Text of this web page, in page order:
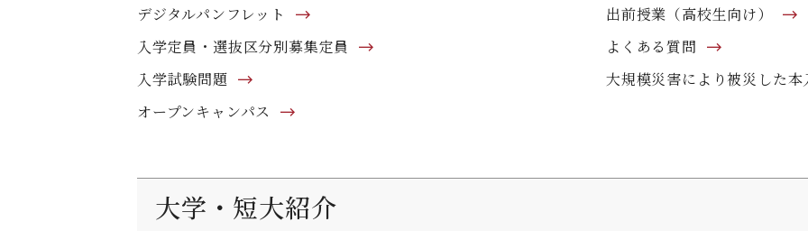
デジタルパンフレット
入学定員・選抜区分別募集定員
入学試験問題
オープンキャンパス
出前授業（高校生向け）
よくある質問
大規模災害により被災した
大学・短大紹介